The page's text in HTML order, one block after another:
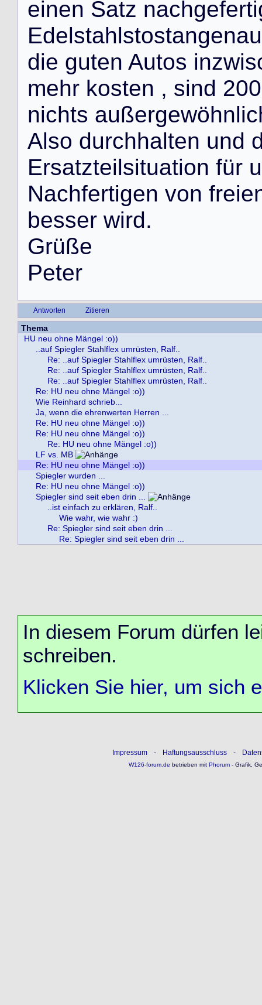
einen Satz nachgeferti
Edelstahlstostangenau
die guten Autos inzwis
mehr kosten , sind 200
nichts außergewöhnlic
Also durchhalten und
Ersatzteilsituation für u
Nachfertigen von freie
besser wird.
Grüße
Peter
Antworten Zitieren
Thema
HU neu ohne Mängel :o))
..auf Spiegler Stahlflex umrüsten, Ralf..
Re: ..auf Spiegler Stahlflex umrüsten, Ralf..
Re: ..auf Spiegler Stahlflex umrüsten, Ralf..
Re: ..auf Spiegler Stahlflex umrüsten, Ralf..
Re: HU neu ohne Mängel :o))
Wie Reinhard schrieb...
Ja, wenn die ehrenwerten Herren ...
Re: HU neu ohne Mängel :o))
Re: HU neu ohne Mängel :o))
Re: HU neu ohne Mängel :o))
LF vs. MB
Re: HU neu ohne Mängel :o))
Spiegler wurden ...
Re: HU neu ohne Mängel :o))
Spiegler sind seit eben drin ...
..ist einfach zu erklären, Ralf..
Wie wahr, wie wahr :)
Re: Spiegler sind seit eben drin ...
Re: Spiegler sind seit eben drin ...
In diesem Forum dürfen
schreiben.
Klicken Sie hier, um sich
Impressum - Haftungsausschluss -
W126-forum.de betrieben mitPhorum- Grafik,